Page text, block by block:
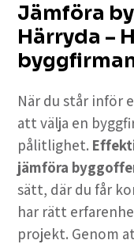
Jämföra
Härryda –
När du står inför
att välja en
pålitlighet.
jämföra
sätt, där du får
har rätt
projekt. Genom